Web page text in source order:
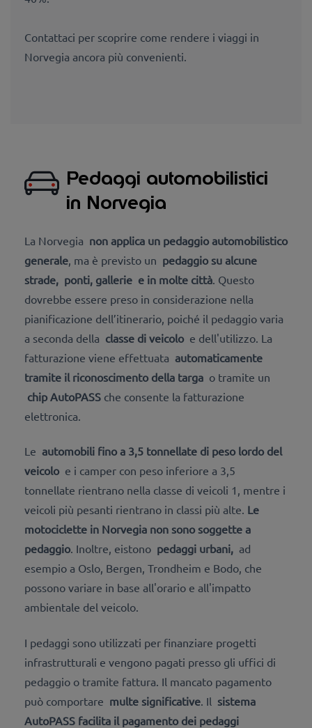
Contattaci per scoprire come rendere i viaggi in
Norvegia ancora più convenienti.
Pedaggi automobilistici
in Norvegia
La Norvegia non applica un pedaggio automobilistico
generale , ma è previsto un pedaggio su alcune
strade, ponti, gallerie e in molte città . Questo
dovrebbe essere preso in considerazione nella
pianificazione dell’itinerario, poiché il pedaggio varia
a seconda della classe di veicolo e dell'utilizzo. La
fatturazione viene effettuata automaticamente
tramite il riconoscimento della targa o tramite un
chip AutoPASS che consente la fatturazione
elettronica.
Le automobili fino a 3,5 tonnellate di peso lordo del
veicolo e i camper con peso inferiore a 3,5
tonnellate rientrano nella classe di veicoli 1, mentre i
veicoli più pesanti rientrano in classi più alte. Le
motociclette in Norvegia non sono soggette a
pedaggio. Inoltre, eistono pedaggi urbani, ad
esempio a Oslo, Bergen, Trondheim e Bodo, che
possono variare in base all'orario e all'impatto
ambientale del veicolo.
I pedaggi sono utilizzati per finanziare progetti
infrastrutturali e vengono pagati presso gli uffici di
pedaggio o tramite fattura. Il mancato pagamento
può comportare multe significative . Il sistema
AutoPASS facilita il pagamento dei pedaggi